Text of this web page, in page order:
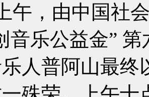
午，由中国社
音乐公益金”
人普阿山最